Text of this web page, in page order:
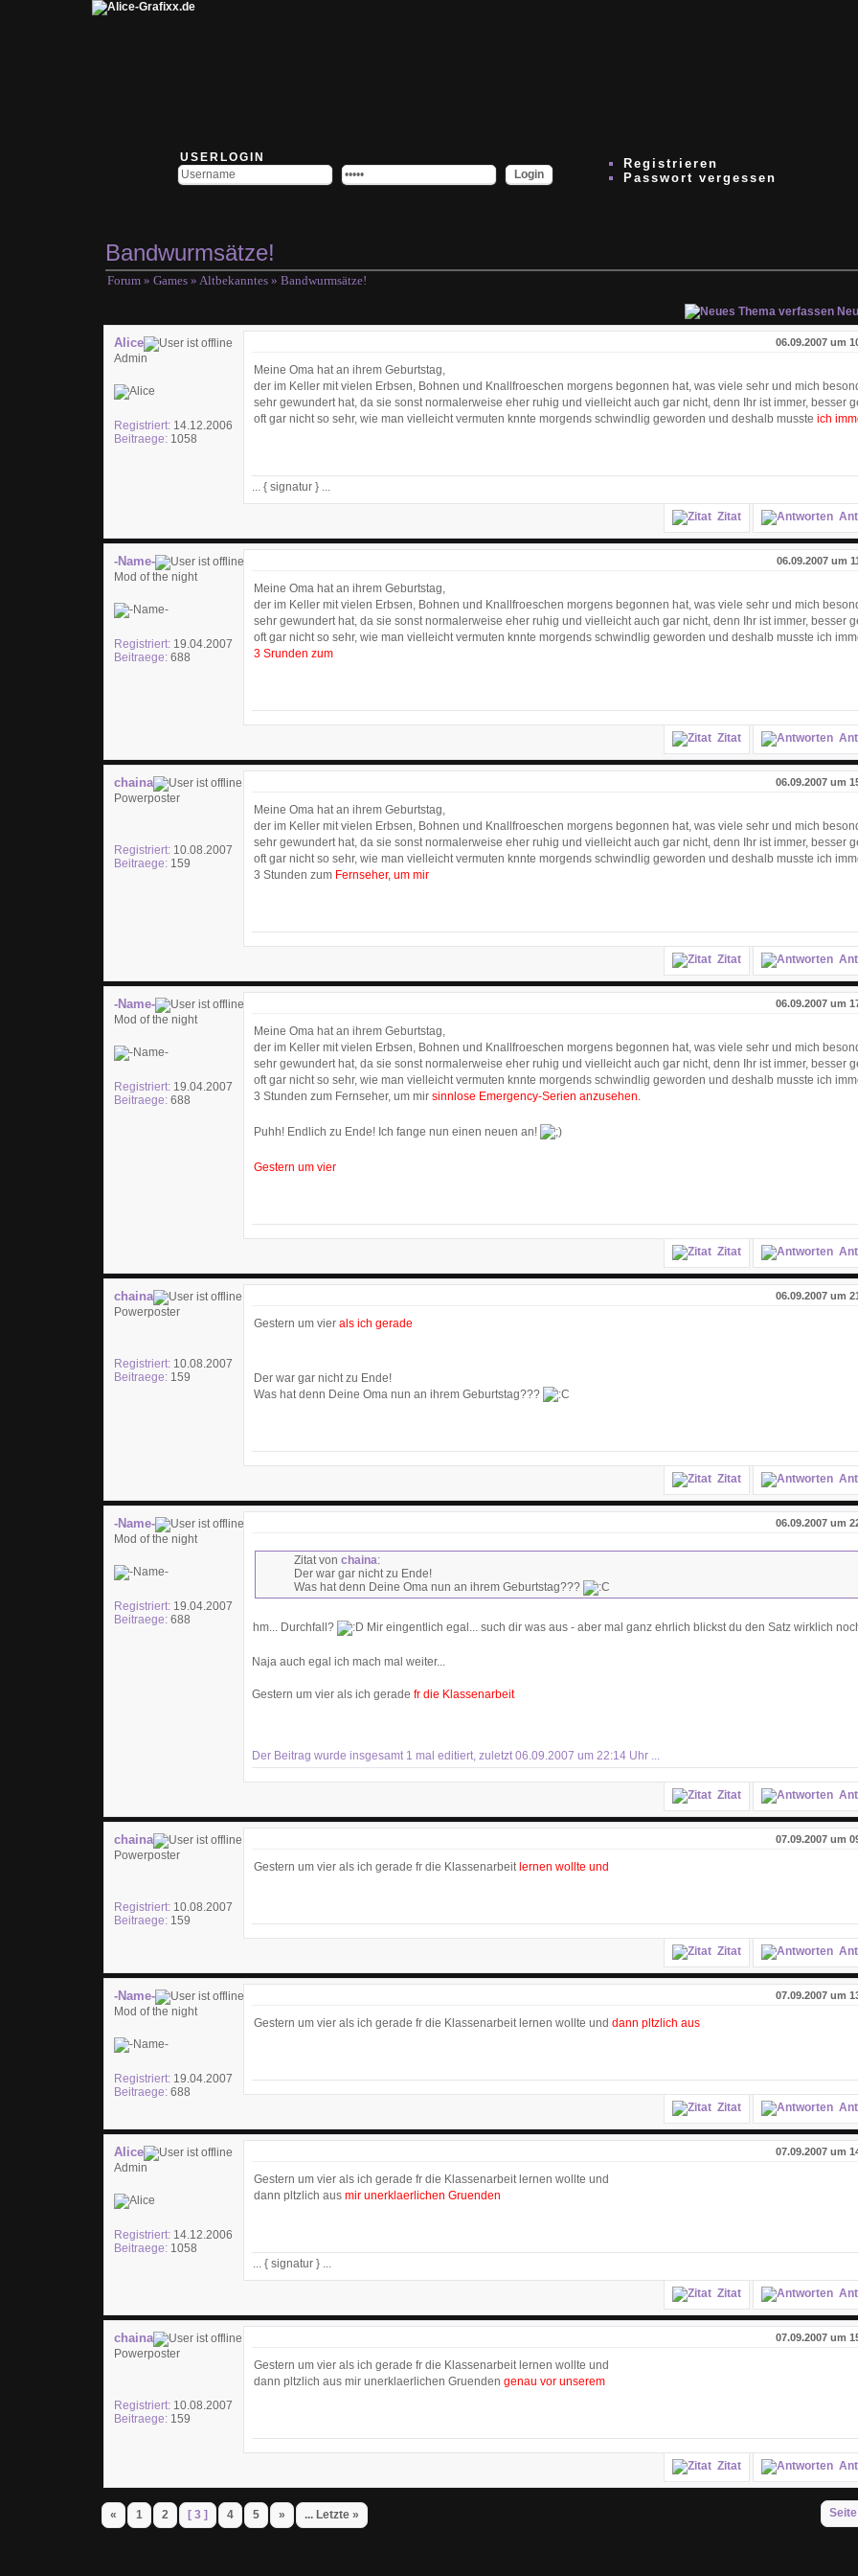
USERLOGIN
Registrieren
Passwort vergessen
Bandwurmsätze!
Forum» Games» Altbekanntes» Bandwurmsätze!
Alice
Admin
Registriert:14.12.2006
Beitraege:1058
06.09.2007 um
Meine Oma hat an ihrem Geburtstag,
der im Keller mit vielen Erbsen, Bohnen und Knallfroeschen morgens begonnen hat, was viele sehr und mich
sehr gewundert hat, da sie sonst normalerweise eher ruhig und vielleicht auch gar nicht, denn Ihr ist immer, besser
oft gar nicht so sehr, wie man vielleicht vermuten knnte morgends schwindlig geworden und deshalb musste ich
... { signatur } ...
Zitat
-Name-
Mod of the night
Registriert:19.04.2007
Beitraege:688
06.09.2007 um
Meine Oma hat an ihrem Geburtstag,
der im Keller mit vielen Erbsen, Bohnen und Knallfroeschen morgens begonnen hat, was viele sehr und mich
sehr gewundert hat, da sie sonst normalerweise eher ruhig und vielleicht auch gar nicht, denn Ihr ist immer, besser
oft gar nicht so sehr, wie man vielleicht vermuten knnte morgends schwindlig geworden und deshalb musste ich
3 Srunden zum
Zitat
chaina
Powerposter
Registriert:10.08.2007
Beitraege:159
06.09.2007 um
Meine Oma hat an ihrem Geburtstag,
der im Keller mit vielen Erbsen, Bohnen und Knallfroeschen morgens begonnen hat, was viele sehr und mich
sehr gewundert hat, da sie sonst normalerweise eher ruhig und vielleicht auch gar nicht, denn Ihr ist immer, besser
oft gar nicht so sehr, wie man vielleicht vermuten knnte morgends schwindlig geworden und deshalb musste ich
3 Stunden zum Fernseher, um mir
Zitat
-Name-
Mod of the night
Registriert:19.04.2007
Beitraege:688
06.09.2007 um
Meine Oma hat an ihrem Geburtstag,
der im Keller mit vielen Erbsen, Bohnen und Knallfroeschen morgens begonnen hat, was viele sehr und mich
sehr gewundert hat, da sie sonst normalerweise eher ruhig und vielleicht auch gar nicht, denn Ihr ist immer, besser
oft gar nicht so sehr, wie man vielleicht vermuten knnte morgends schwindlig geworden und deshalb musste ich
3 Stunden zum Fernseher, um mir sinnlose Emergency-Serien anzusehen.
Puhh! Endlich zu Ende! Ich fange nun einen neuen an!
Gestern um vier
Zitat
chaina
Powerposter
Registriert:10.08.2007
Beitraege:159
06.09.2007 um
Gestern um vier als ich gerade
Der war gar nicht zu Ende!
Was hat denn Deine Oma nun an ihrem Geburtstag???
Zitat
-Name-
Mod of the night
Registriert:19.04.2007
Beitraege:688
06.09.2007 um
Zitat von chaina:
Der war gar nicht zu Ende!
Was hat denn Deine Oma nun an ihrem Geburtstag???
hm... Durchfall? Mir eingentlich egal... such dir was aus - aber mal ganz ehrlich blickst du den Satz wirklich
Naja auch egal ich mach mal weiter...
Gestern um vier als ich gerade fr die Klassenarbeit
Der Beitrag wurde insgesamt 1 mal editiert, zuletzt 06.09.2007 um 22:14 Uhr ...
Zitat
chaina
Powerposter
Registriert:10.08.2007
Beitraege:159
07.09.2007 um
Gestern um vier als ich gerade fr die Klassenarbeit lernen wollte und
Zitat
-Name-
Mod of the night
Registriert:19.04.2007
Beitraege:688
07.09.2007 um
Gestern um vier als ich gerade fr die Klassenarbeit lernen wollte und dann pltzlich aus
Zitat
Alice
Admin
Registriert:14.12.2006
Beitraege:1058
07.09.2007 um
Gestern um vier als ich gerade fr die Klassenarbeit lernen wollte und
dann pltzlich aus mir unerklaerlichen Gruenden
... { signatur } ...
Zitat
chaina
Powerposter
Registriert:10.08.2007
Beitraege:159
07.09.2007 um
Gestern um vier als ich gerade fr die Klassenarbeit lernen wollte und
dann pltzlich aus mir unerklaerlichen Gruenden genau vor unserem
Zitat
« 1 2 [ 3 ] 4 5 » ... Letzte »